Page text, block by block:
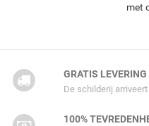
met
GRATIS LEVERING
De schilderij
100%